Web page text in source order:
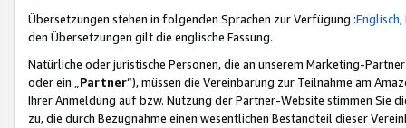
Übersetzungen stehen in folgenden Sprachen zur Verfügung :Englisch,
den Übersetzungen gilt die englische Fassung.
Natürliche oder juristische Personen, die an unserem Marketing-
oder ein „Partner“), müssen die Vereinbarung zur Teilnahme am
Ihrer Anmeldung auf bzw. Nutzung der Partner-Website stimmen Sie
zu, die durch Bezugnahme einen wesentlichen Bestandteil dieser